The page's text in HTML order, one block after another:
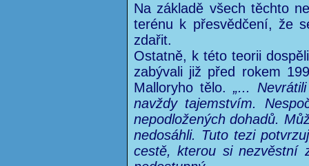
Na základě všech těchto
terénu k přesvědčení, že
zdařit.
Ostatně, k této teorii
zabývali již před rokem
Malloryho tělo.„...
navždy tajemstvím.
nepodložených dohadů.
nedosáhli. Tuto tezi
cestě, kterou si nezvěstní